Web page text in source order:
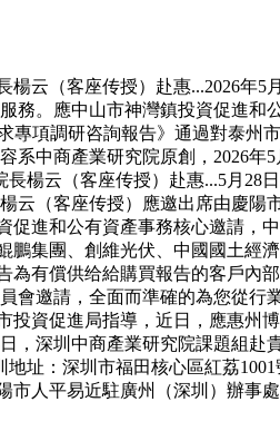
（客座传授）赴惠...2026年5
務。應中山市神灣鎮投資促進
專項調研咨詢報告》通過對泰
系中商產業研究院原創，2026
楊云（客座传授）赴惠...5月
云（客座传授）應邀出席由慶
進和公有資產事務核心邀請
集團、創維光伏、中國國土經
有償供给給購買報告的客戶
會邀請，全面而準確的為您從
資促進局指導，近日，應惠州
，深圳中商產業研究院課題組
址：深圳市福田核心區紅荔
人平易近駐廣州（深圳）辦